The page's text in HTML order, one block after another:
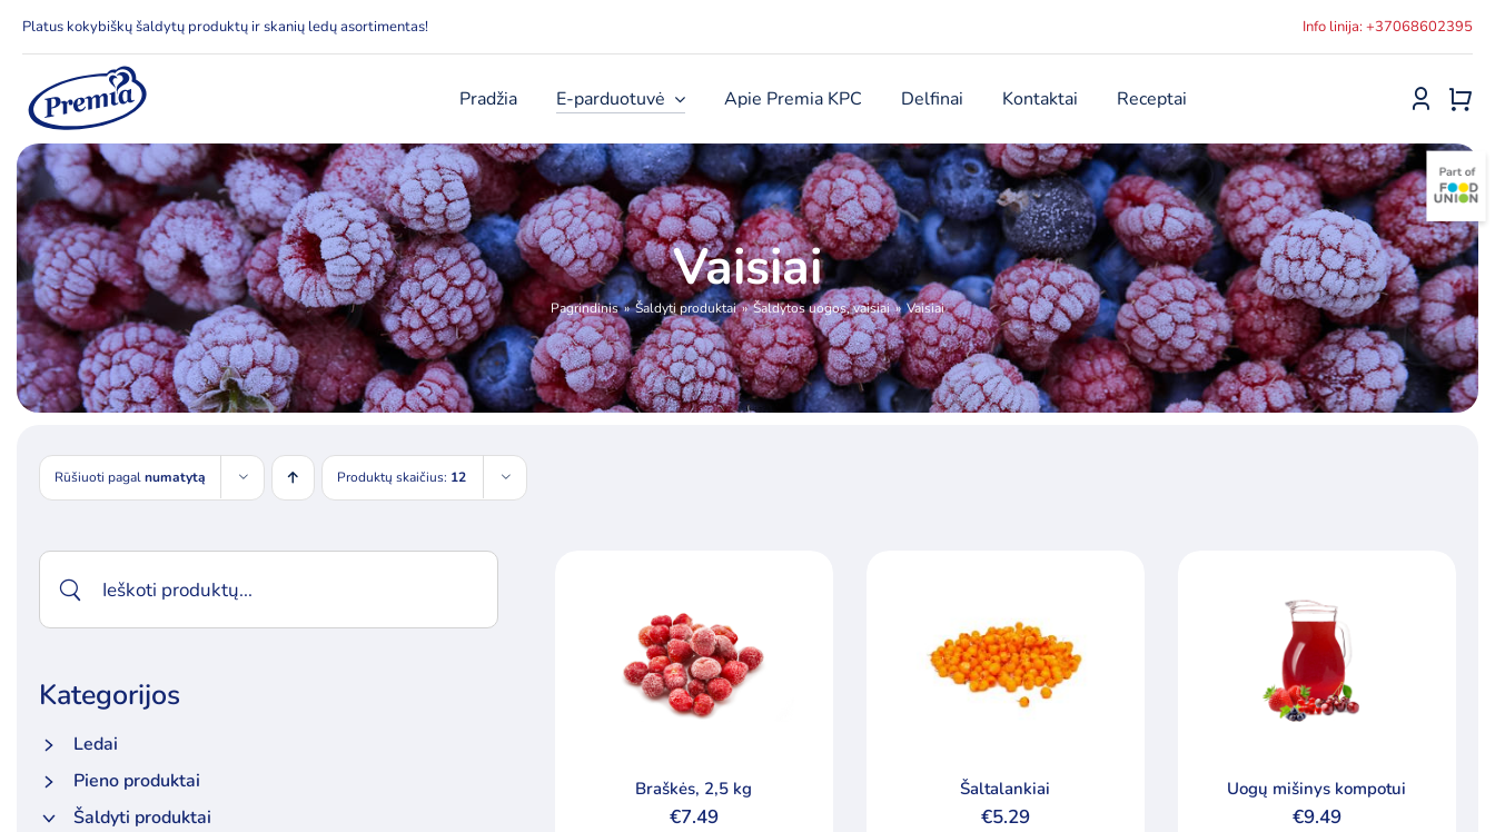
Platus kokybiškų šaldytų produktų ir skanių ledų asortimentas! Info linija: +37068602395
Pradžia E-parduotuvė Apie Premia KPC Delfinai Kontaktai Receptai
Vaisiai
Pagrindinis Šaldyti produktai Šaldytos uogos, vaisiai Vaisiai
Rūšiuoti pagalnumatytą Produktų skaičius: 12
Kategorijos
Ledai
Pieno produktai
Šaldyti produktai
Braškės, 2,5 kg
€7.49
Šaltalankiai
€5.29
Uogų mišinys kompotui
€9.49